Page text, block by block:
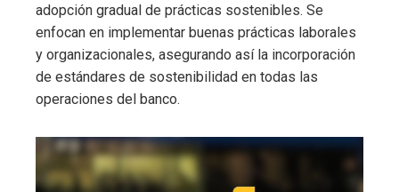
adopción gradual de prácticas sostenibles. Se
enfocan en implementar buenas prácticas laborales
y organizacionales, asegurando así la incorporación
de estándares de sostenibilidad en todas las
operaciones del banco.